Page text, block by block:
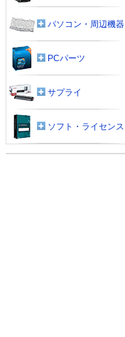
パソコン・周辺機器
PCパーツ
サプライ
ソフト・ライセンス